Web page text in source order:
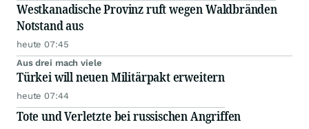
Westkanadische Provinz ruft wegen Waldbränden
Notstand aus
heute 07:45
Aus drei mach viele
Türkei will neuen Militärpakt erweitern
heute 07:44
Tote und Verletzte bei russischen Angriffen